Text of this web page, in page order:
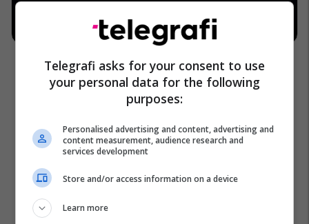
Telegrafi asks for your consent to use
your personal data for the following
purposes:
Personalised advertising and content, advertising and
content measurement, audience research and
services development
Store and/or access information on a device
Learn more